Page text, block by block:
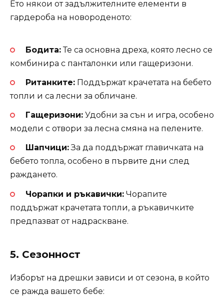
Ето някои от задължителните елементи в
гардероба на новороденото:
Бодита:Те са основна дреха, която лесно се
комбинира с панталонки или гащеризони.
Ританките:Поддържат крачетата на бебето
топли и са лесни за обличане.
Гащеризони:Удобни за сън и игра, особено
модели с отвори за лесна смяна на пелените.
Шапчици:За да поддържат главичката на
бебето топла, особено в първите дни след
раждането.
Чорапки и ръкавички:Чорапите
поддържат крачетата топли, а ръкавичките
предпазват от надраскване.
5. Сезонност
Изборът на дрешки зависи и от сезона, в който
се ражда вашето бебе: